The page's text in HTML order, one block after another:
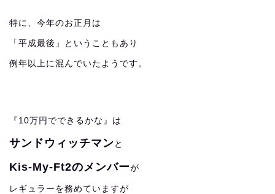
特に、今年のお正月は
「平成最後」ということもあり
例年以上に混んでいたようです。
『10万円でできるかな』は
サンドウィッチマン と
Kis-My-Ft2のメンバーが
レギュラーを務めていますが